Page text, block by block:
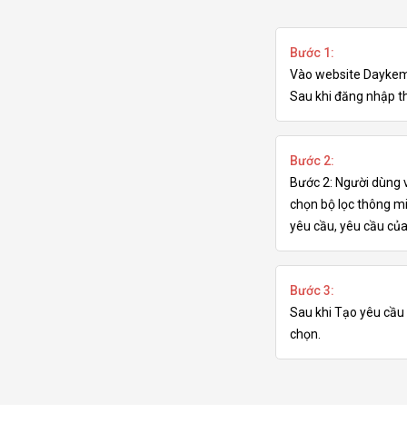
Bước 1:
Vào website
Sau khi đăng nhập
Bước 2:
Bước 2: Người dùng
chọn bộ lọc thông
yêu cầu, yêu cầu
Bước 3:
Sau khi Tạo yêu
chọn.